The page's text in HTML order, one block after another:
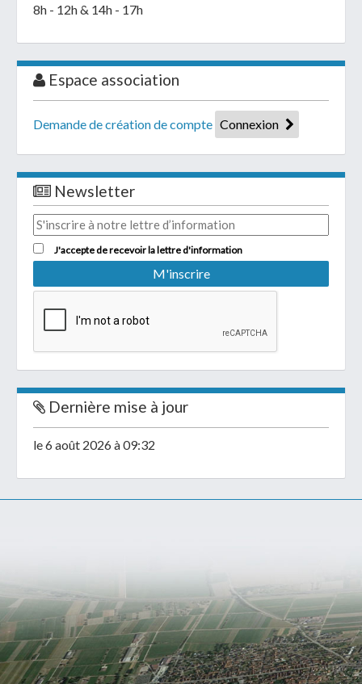
8h - 12h & 14h - 17h
Espace association
Demande de création de compte Connexion
Newsletter
J'accepte de recevoir la lettre d'information
Dernière mise à jour
le 6 août 2026 à 09:32